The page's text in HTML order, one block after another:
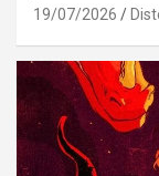
19/07/2026